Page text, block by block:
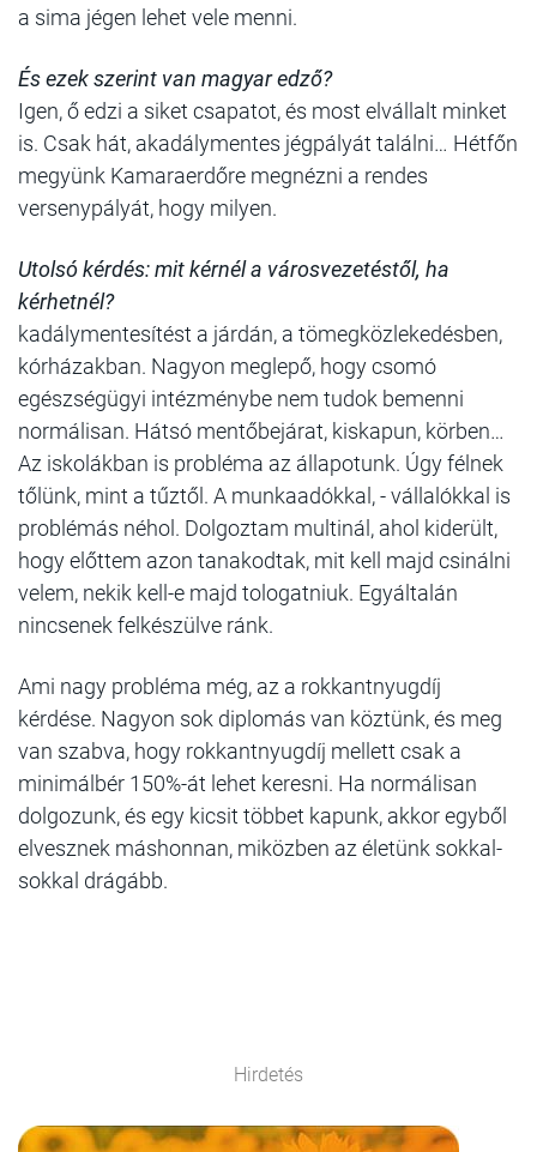
a sima jégen lehet vele menni.
És ezek szerint van magyar edző?
Igen, ő edzi a siket csapatot, és most elvállalt minket
is. Csak hát, akadálymentes jégpályát találni… Hétfőn
megyünk Kamaraerdőre megnézni a rendes
versenypályát, hogy milyen.
Utolsó kérdés: mit kérnél a városvezetéstől, ha
kérhetnél?
kadálymentesítést a járdán, a tömegközlekedésben,
kórházakban. Nagyon meglepő, hogy csomó
egészségügyi intézménybe nem tudok bemenni
normálisan. Hátsó mentőbejárat, kiskapun, körben…
Az iskolákban is probléma az állapotunk. Úgy félnek
tőlünk, mint a tűztől. A munkaadókkal, - vállalókkal is
problémás néhol. Dolgoztam multinál, ahol kiderült,
hogy előttem azon tanakodtak, mit kell majd csinálni
velem, nekik kell-e majd tologatniuk. Egyáltalán
nincsenek felkészülve ránk.
Ami nagy probléma még, az a rokkantnyugdíj
kérdése. Nagyon sok diplomás van köztünk, és meg
van szabva, hogy rokkantnyugdíj mellett csak a
minimálbér 150%-át lehet keresni. Ha normálisan
dolgozunk, és egy kicsit többet kapunk, akkor egyből
elvesznek máshonnan, miközben az életünk sokkal-
sokkal drágább.
Hirdetés